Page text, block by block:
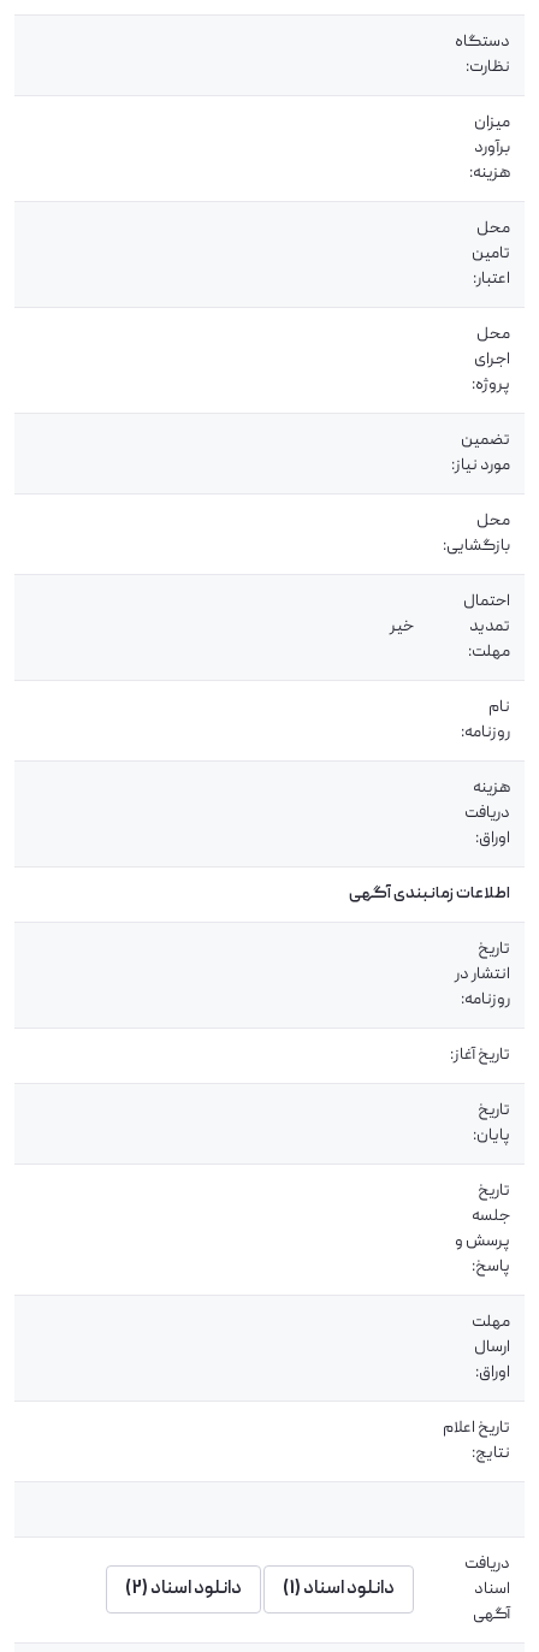
دستگاه
نظارت:
میزان
برآورد
هزینه:
محل
تامین
اعتبار:
محل
اجرای
پروژه:
تضمین
مورد نیاز:
محل
بازگشایی:
احتمال
تمدید
مهلت:
خیر
نام
روزنامه:
هزینه
دریافت
اوراق:
اطلاعات زمانبندی آگهی
تاریخ
انتشار در
روزنامه:
تاریخ آغاز:
تاریخ
پایان:
تاریخ
جلسه
پرسش و
پاسخ:
مهلت
ارسال
اوراق:
تاریخ اعلام
نتایج:
دریافت
اسناد
آگهی
دانلود اسناد (1) دانلود اسناد (2)